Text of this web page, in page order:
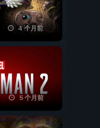
4 个月前
5 个月前